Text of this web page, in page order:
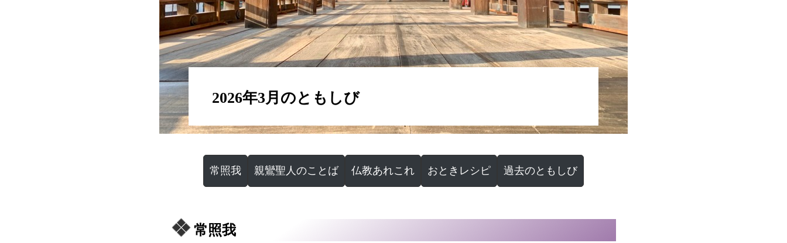
2026年3月のともしび
常照我 親鸞聖人のことば 仏教あれこれ おときレシピ 過去のともしび
常照我